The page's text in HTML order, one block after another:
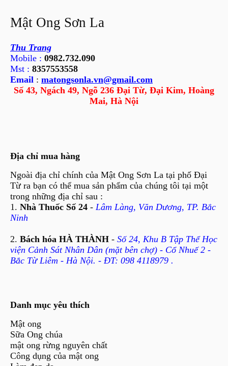
Mật Ong Sơn La
Thu Trang
Mobile : 0982.732.090
Mst : 8357553558
Email : matongsonla.vn@gmail.com
Số 43, Ngách 49, Ngõ 236 Đại Từ, Đại Kim, Hoàng
Mai, Hà Nội
Địa chỉ mua hàng
Ngoài địa chỉ chính của Mật Ong Sơn La tại phố Đại
Từ ra bạn có thể mua sản phẩm của chúng tôi tại một
trong những địa chỉ sau :
1. Nhà Thuốc Số 24 - Lâm Làng, Văn Dương, TP. Bắc
Ninh
2. Bách hóa HÀ THÀNH - Số 24, Khu B Tập Thể Học
viện Cảnh Sát Nhân Dân (mặt bên chợ) - Cổ Nhuế 2 -
Bắc Từ Liêm - Hà Nội. - ĐT: 098 4118979 .
Danh mục yêu thích
Mật ong
Sữa Ong chúa
mật ong rừng nguyên chất
Công dụng của mật ong